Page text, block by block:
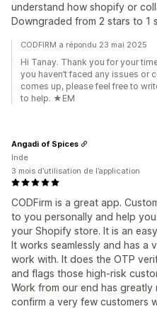
understand how shopify or
Downgraded from 2 stars to 1
CODFIRM a répondu 23 mai 2025
Hi Tanay. Thank you for your
you haven’t faced any issues or
comes up, please feel free to
to help. ★EM
CODFirm is a great app.
to you personally and help
your Shopify store. It is an
It works seamlessly and has a
work with. It does the OTP
and flags those high-risk
Work from our end has
confirm a very few customers
Angadi of Spices
Inde
3 mois d’utilisation de l’application